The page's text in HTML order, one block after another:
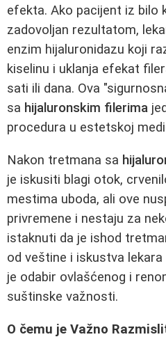
efekta. Ako pacijent iz bilo
zadovoljan rezultatom,
enzim hijaluronidazu koji
kiselinu i uklanja efekat
sati ili dana. Ova
sa hijaluronskim filerima
procedura u estetskoj
Nakon tretmana sa
je iskusiti blagi otok,
mestima uboda, ali ove
privremene i nestaju za
istaknuti da je ishod
od veštine i iskustva
je odabir ovlašćenog i
suštinske važnosti.
O čemu je Važno